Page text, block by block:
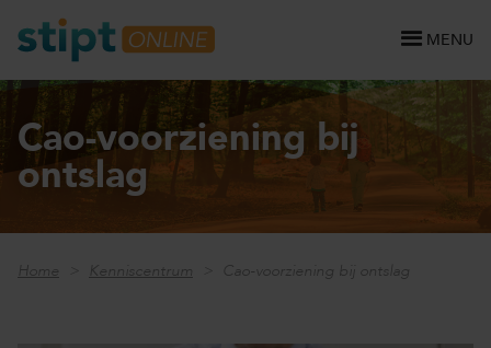
MENU
Cao-voorziening bij
ontslag
Home Kenniscentrum Cao-voorziening bij ontslag